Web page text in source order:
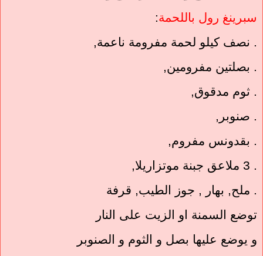
سبرينغ رول باللحمة:
. نصف كيلو لحمة مفرومة ناعمة,
. بصلتين مفرومين,
. ثوم مدقوق,
. صنوبر,
. بقدونس مفروم,
. 3 ملاعق جبنة موتزاريلا,
. ملح, بهار , جوز الطيب, قرفة
توضع السمنة او الزيت على النار
و يوضع عليها بصل و الثوم و الصنوبر